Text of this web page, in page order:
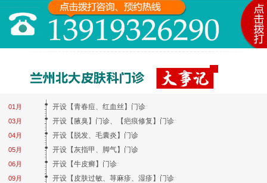
01月
03月
04月
05月
06月
09月
开设【青春痘、红血丝】门诊
开设【腋臭】门诊、【疤痕修复】门诊
开设【脱发、毛囊炎】门诊
开设【灰指甲、脚气】门诊
开设【牛皮癣】门诊
开设【皮肤过敏、荨麻疹、湿疹】门诊